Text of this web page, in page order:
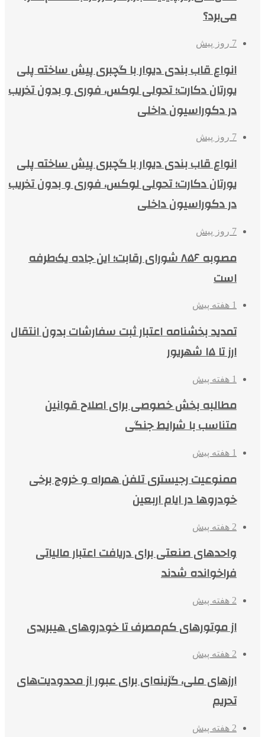
می‌برد؟
7 روز پیش
انواع قاب بندی دیوار با گچبری پیش ساخته پلی
یورتان دکارت؛ تحولی لوکس، فوری و بدون تخریب
در دکوراسیون داخلی
7 روز پیش
انواع قاب بندی دیوار با گچبری پیش ساخته پلی
یورتان دکارت؛ تحولی لوکس، فوری و بدون تخریب
در دکوراسیون داخلی
7 روز پیش
مصوبه ۸۵۶ شورای رقابت؛ این جاده یک‌طرفه
است
1 هفته پیش
تمدید بخشنامه اعتبار ثبت سفارشات بدون انتقال
ارز تا ۱۵ شهریور
1 هفته پیش
مطالبه بخش خصوصی برای اصلاح قوانین
متناسب با شرایط جنگی
1 هفته پیش
ممنوعیت رجیستری تلفن همراه و خروج برخی
خودروها در ایام اربعین
2 هفته پیش
واحدهای صنعتی برای دریافت اعتبار مالیاتی
فراخوانده شدند
2 هفته پیش
از موتورهای کم‌مصرف تا خودروهای هیبریدی
2 هفته پیش
ارزهای ملی، گزینه‌ای برای عبور از محدودیت‌های
تحریم
2 هفته پیش